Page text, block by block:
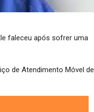
faleceu após sofrer uma
de Atendimento Móvel de